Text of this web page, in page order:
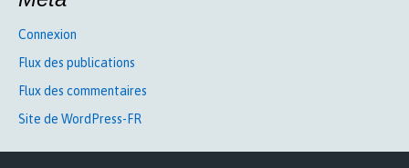
Connexion
Flux des publications
Flux des commentaires
Site de WordPress-FR